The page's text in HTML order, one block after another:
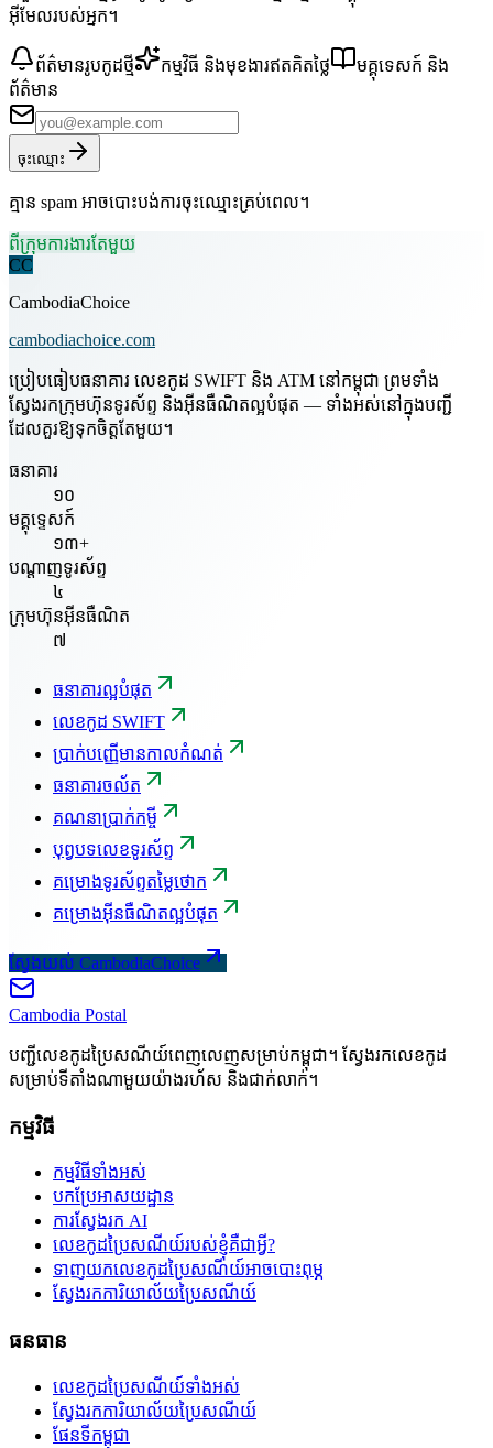
អ៊ីមែលរបស់អ្នក។
ព័ត៌មានរូបកូដថ្មី កម្មវិធី និងមុខងារឥតគិតថ្លៃ
មគ្គុទេសក៍ និង
ព័ត៌មាន
ចុះឈ្មោះ
គ្មាន spam អាចបោះបង់ការចុះឈ្មោះគ្រប់ពេល។
ពីក្រុមការងារតែមួយ
CC
CambodiaChoice
cambodiachoice.com
ប្រៀបធៀបធនាគារ លេខកូដ SWIFT និង ATM នៅកម្ពុជា ព្រមទាំង
ស្វែងរកក្រុមហ៊ុនទូរស័ព្ទ និងអ៊ីនធឺណិតល្អបំផុត — ទាំងអស់នៅក្នុងបញ្ជី
ដែលគួរឱ្យទុកចិត្តតែមួយ។
ធនាគារ
១០
មគ្គុទ្ទេសក៍
១៣+
បណ្តាញទូរស័ព្ទ
៤
ក្រុមហ៊ុនអ៊ីនធឺណិត
៧
ធនាគារល្អបំផុត
លេខកូដ SWIFT
ប្រាក់បញ្ញើមានកាលកំណត់
ធនាគារចល័ត
គណនាប្រាក់កម្ចី
បុព្វបទលេខទូរស័ព្ទ
គម្រោងទូរស័ព្ទតម្លៃថោក
គម្រោងអ៊ីនធឺណិតល្អបំផុត
ស្វែងយល់ CambodiaChoice
Cambodia Postal
បញ្ជីលេខកូដប្រៃសណីយ៍ពេញលេញសម្រាប់កម្ពុជា។ ស្វែងរកលេខកូដ
សម្រាប់ទីតាំងណាមួយយ៉ាងរហ័ស និងជាក់លាក់។
កម្មវិធី
កម្មវិធីទាំងអស់
បកប្រែអាសយដ្ឋាន
ការស្វែងរក AI
លេខកូដប្រៃសណីយ៍របស់ខ្ញុំគឺជាអ្វី?
ទាញយកលេខកូដប្រៃសណីយ៍អាចបោះពុម្ភ
ស្វែងរកការិយាល័យប្រៃសណីយ៍
ធនធាន
លេខកូដប្រៃសណីយ៍ទាំងអស់
ស្វែងរកការិយាល័យប្រៃសណីយ៍
ផែនទីកម្ពុជា